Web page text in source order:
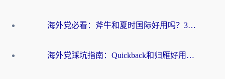
海外党必看：斧牛和夏时国际好用吗？3步选对回国加速器，无缝刷国内资源
海外党踩坑指南：Quickback和归雁好用吗？选对加速器才能无缝刷国内资源